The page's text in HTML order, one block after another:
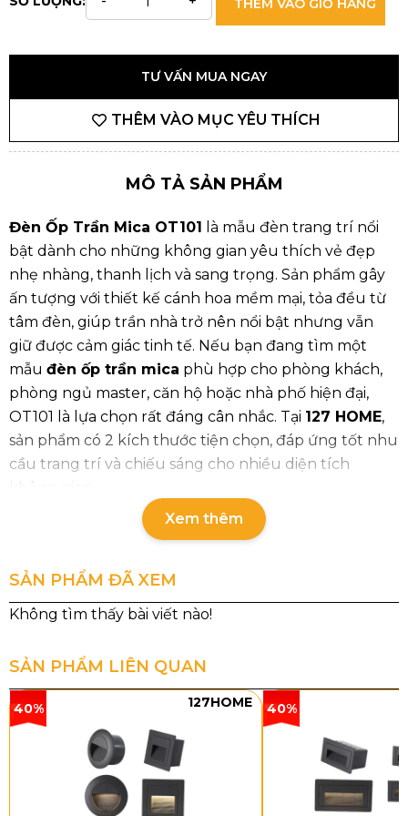
TƯ VẤN MUA NGAY
THÊM VÀO MỤC YÊU THÍCH
MÔ TẢ SẢN PHẨM
Đèn Ốp Trần Mica OT101 là mẫu đèn trang trí nổi
bật dành cho những không gian yêu thích vẻ đẹp
nhẹ nhàng, thanh lịch và sang trọng. Sản phẩm gây
ấn tượng với thiết kế cánh hoa mềm mại, tỏa đều từ
tâm đèn, giúp trần nhà trở nên nổi bật nhưng vẫn
giữ được cảm giác tinh tế. Nếu bạn đang tìm một
mẫu đèn ốp trần mica phù hợp cho phòng khách,
phòng ngủ master, căn hộ hoặc nhà phố hiện đại,
OT101 là lựa chọn rất đáng cân nhắc. Tại 127 HOME,
sản phẩm có 2 kích thước tiện chọn, đáp ứng tốt nhu
cầu trang trí và chiếu sáng cho nhiều diện tích
không gian.
Thông số chi tiết đèn ốp trần mica
Mã sản
phẩm
Loại
bóng
Công
suất
Chất
Kích
OT101T5
LED
33,7W Mica
Ø700
35 x
OT101T15
LED
Ø1050
Xem thêm
SẢN PHẨM ĐÃ XEM
SẢN PHẨM LIÊN QUAN
40% 127HOME 40%